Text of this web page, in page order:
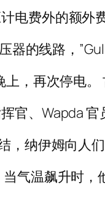
电费外的额外费
的线路，”Gul
，再次停电
、Wapda 官
，纳伊姆向人
气温飙升时